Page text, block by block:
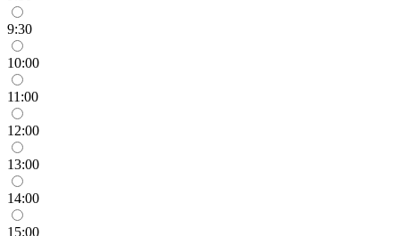
9:30
10:00
11:00
12:00
13:00
14:00
15:00